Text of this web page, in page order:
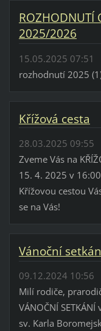
ROZHODNUTÍ
2025/2026
15.05.2025 07:51
rozhodnutí 2025
Křížová cesta
28.03.2025 09:55
Zveme Vás na
15. 4. 2025 v
Křížovou cestou
se na Vás!
Vánoční
09.12.2024 10:56
Milí rodiče,
VÁNOČNÍ
sv. Karla